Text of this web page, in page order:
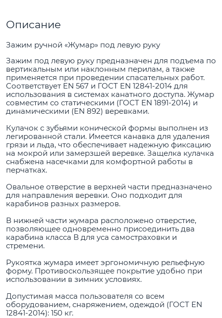
Описание
Зажим ручной «Жумар» под левую руку
Зажим под левую руку предназначен для подъема по
вертикальным или наклонным перилам, а также
применяется при проведении спасательных работ.
Соответствует EN 567 и ГОСТ EN 12841-2014 для
использования в системах канатного доступа. Жумар
совместим со статическими (ГОСТ EN 1891-2014) и
динамическими (EN 892) веревками.
Кулачок с зубьями конической формы выполнен из
легированной стали. Имеется канавка для удаления
грязи и льда, что обеспечивает надежную фиксацию
на мокрой или замерзшей веревке. Защелка кулачка
снабжена насечками для комфортной работы в
перчатках.
Овальное отверстие в верхней части предназначено
для направления веревки. Оно подходит для
карабинов разных размеров.
В нижней части жумара расположено отверстие,
позволяющее одновременно присоединить два
карабина класса В для уса самостраховки и
стремени.
Рукоятка жумара имеет эргономичную рельефную
форму. Противоскользящее покрытие удобно при
использовании в зимних условиях.
Допустимая масса пользователя со всем
оборудованием, снаряжением, одеждой (ГОСТ EN
12841-2014): 150 кг.